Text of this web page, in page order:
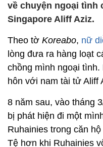
về chuyện ngoại
Singapore Aliff Aziz.
Theo tờ Koreabo, nữ
lòng đưa ra hàng loạt
chồng mình ngoại
hôn với nam tài tử Aliff
8 năm sau, vào tháng
bị phát hiện đi một
Ruhainies trong căn
Tệ hơn khi Ruhainies